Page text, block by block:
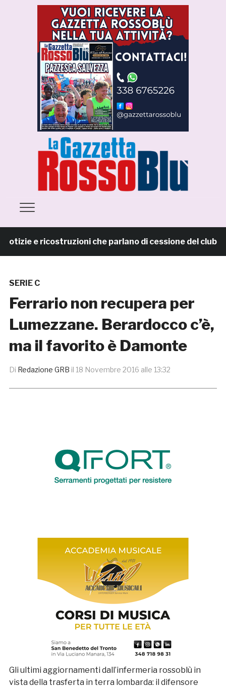
e ricostruzioni che parlano di cessione del club. IL
SERIE C
Ferrario non recupera per
Lumezzane. Berardocco c’è,
ma il favorito è Damonte
Di Redazione GRB il 18 Novembre 2016 alle 13:32
Gli ultimi aggiornamenti dall’infermeria rossoblù in
vista della trasferta in terra lombarda: il difensore